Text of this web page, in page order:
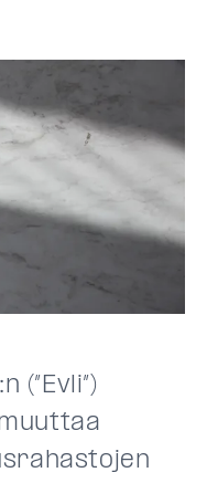
(”Evli”)